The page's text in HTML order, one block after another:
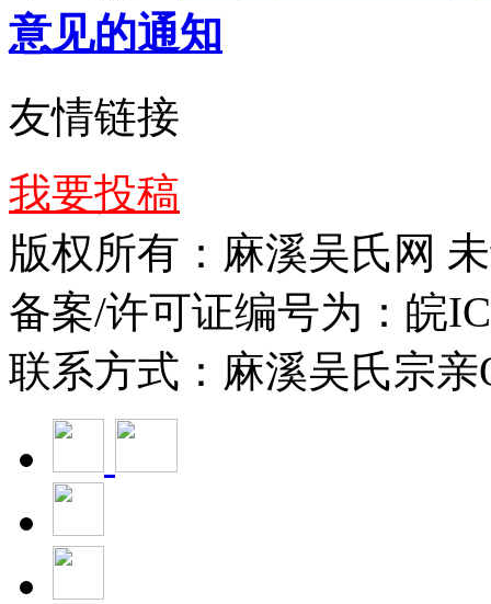
意见的通知
友情链接
我要投稿
版权所有：麻溪吴氏网
备案/许可证编号为：皖
联系方式：麻溪吴氏宗亲